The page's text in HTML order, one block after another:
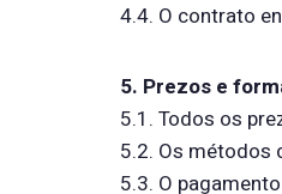
4.4. O contrato
5. Prezos e
5.1. Todos os
5.2. Os métodos
5.3. O